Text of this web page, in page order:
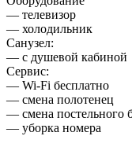
— телевизор
— холодильник
Санузел:
— с душевой кабиной
Сервис:
— Wi-Fi бесплатно
— смена полотенец
— смена постельного
— уборка номера